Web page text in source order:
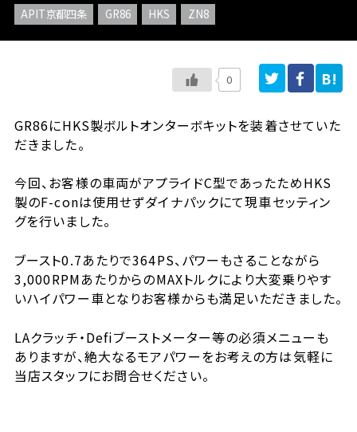
APIT京都四条 GR86 HKS ZN8
0
GR86にHKS製ボルトオンターボキットを装着させていた
だきました。
今回、お客様の車両がアプライドC型であったためHKS
製のF-conは使用せずダイナパックにて現車セッティン
グを行いました。
ブースト0.7あたりで364PS、パワーもさることながら
3,000RPMあたりからのMAXトルクにより大変乗りやす
いハイパワー車となりお客様からも満足いただきました。
LAクラッチ・Defiブーストメーター等の必須メニューも
ありますが、絶大なるモアパワーをお考えの方は気軽に
当店スタッフにお問合せください。